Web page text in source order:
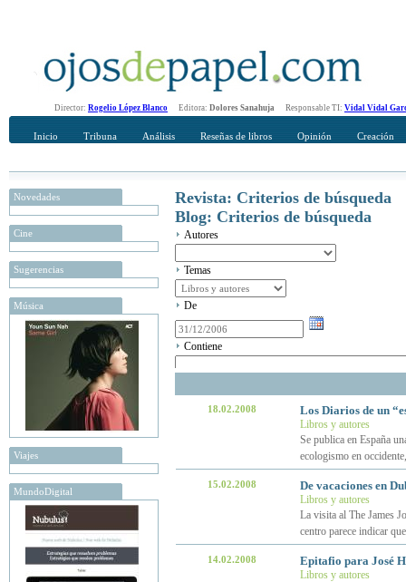
Director: Rogelio López Blanco Editora: Dolores Sanahuja Responsable TI: Vidal Vidal
Inicio Tribuna Análisis Reseñas de libros Opinión Creación
Novedades
Cine
Sugerencias
Música
Viajes
MundoDigital
Revista: Criterios de búsqueda
Blog: Criterios de búsqueda
Autores
Temas
De
Contiene
18.02.2008 Los Diarios de un
Libros y autores
Se publica en España
ecologismo en
15.02.2008 De vacaciones en
Libros y autores
La visita al The James
centro parece indicar
14.02.2008 Epitafio para José
Libros y autores